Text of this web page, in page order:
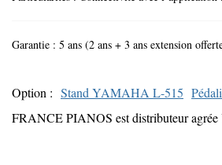
Garantie : 5 ans (2 ans + 3 ans extension
Option : Stand YAMAHA L-515
FRANCE PIANOS est distributeur